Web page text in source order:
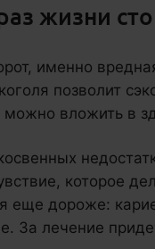
жизни
именно
позволит
можно вложить в
которое
еще дороже:
За лечение